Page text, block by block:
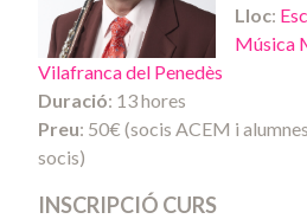
Lloc:
Música
Vilafranca del Penedès
Duració: 13 hores
Preu: 50€ (socis ACEM i
socis)
INSCRIPCIÓ CURS